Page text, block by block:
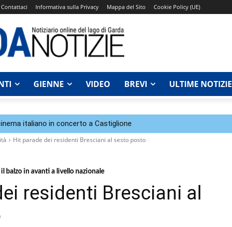
Contattaci Informativa sulla Privacy Mappa del Sito Cookie Policy (UE)
GIENNE VIDEO BREVI ULTIME NOTIZIE
italiano in concerto a Castiglione
Hit parade dei residenti Bresciani al sesto posto
balzo in avanti a livello nazionale
residenti Bresciani al